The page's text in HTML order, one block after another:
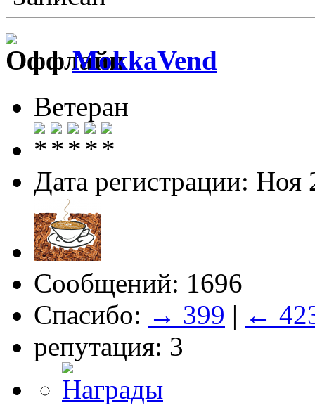
MokkaVend
Ветеран
Дата регистрации: Ноя
Сообщений: 1696
Спасибо: → 399 | ←
репутация: 3